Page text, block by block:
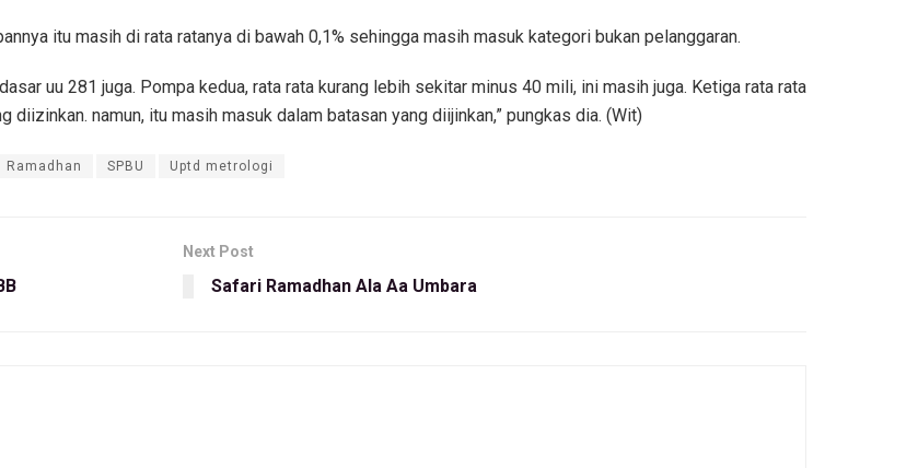
itu masih di rata ratanya di bawah 0,1% sehingga masih masuk kategori bukan pelanggaran.
uu 281 juga. Pompa kedua, rata rata kurang lebih sekitar minus 40 mili, ini masih juga. Ketiga rata rata
namun, itu masih masuk dalam batasan yang diijinkan,” pungkas dia. (Wit)
Ramadhan SPBU Uptd metrologi
Next Post
Safari Ramadhan Ala Aa Umbara